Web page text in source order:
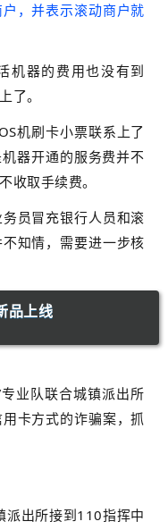
，并表示滚动商户就
机器的费用也没有到
了。
机刷卡小票联系上了
器开通的服务费并不
收取手续费。
员冒充银行人员和滚
知情，需要进一步核
品上线
业队联合城镇派出所
卡方式的诈骗案，抓
派出所接到110指挥中